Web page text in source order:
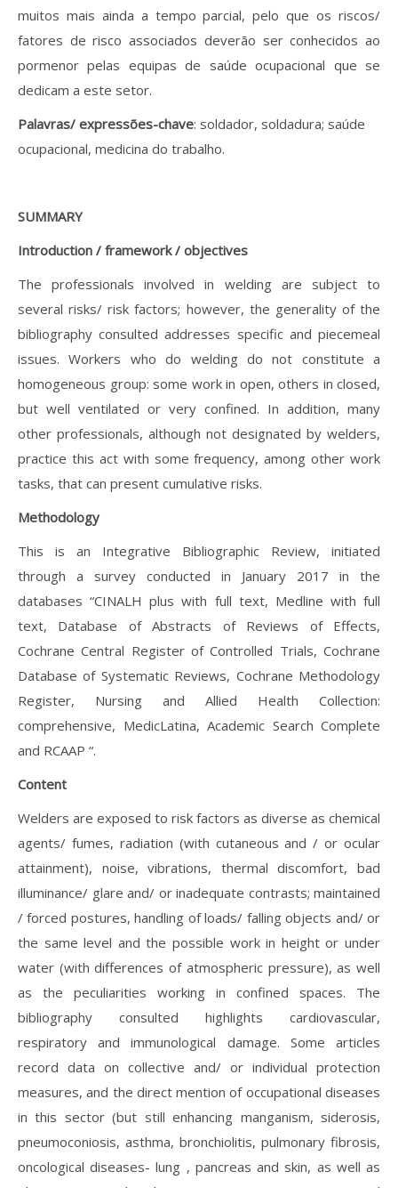
muitos mais ainda a tempo parcial, pelo que os riscos/
fatores de risco associados deverão ser conhecidos ao
pormenor pelas equipas de saúde ocupacional que se
dedicam a este setor.
Palavras/ expressões-chave: soldador, soldadura; saúde
ocupacional, medicina do trabalho.
SUMMARY
Introduction / framework / objectives
The professionals involved in welding are subject to
several risks/ risk factors; however, the generality of the
bibliography consulted addresses specific and piecemeal
issues. Workers who do welding do not constitute a
homogeneous group: some work in open, others in closed,
but well ventilated or very confined. In addition, many
other professionals, although not designated by welders,
practice this act with some frequency, among other work
tasks, that can present cumulative risks.
Methodology
This is an Integrative Bibliographic Review, initiated
through a survey conducted in January 2017 in the
databases “CINALH plus with full text, Medline with full
text, Database of Abstracts of Reviews of Effects,
Cochrane Central Register of Controlled Trials, Cochrane
Database of Systematic Reviews, Cochrane Methodology
Register, Nursing and Allied Health Collection:
comprehensive, MedicLatina, Academic Search Complete
and RCAAP “.
Content
Welders are exposed to risk factors as diverse as chemical
agents/ fumes, radiation (with cutaneous and / or ocular
attainment), noise, vibrations, thermal discomfort, bad
illuminance/ glare and/ or inadequate contrasts; maintained
/ forced postures, handling of loads/ falling objects and/ or
the same level and the possible work in height or under
water (with differences of atmospheric pressure), as well
as the peculiarities working in confined spaces. The
bibliography consulted highlights cardiovascular,
respiratory and immunological damage. Some articles
record data on collective and/ or individual protection
measures, and the direct mention of occupational diseases
in this sector (but still enhancing manganism, siderosis,
pneumoconiosis, asthma, bronchiolitis, pulmonary fibrosis,
oncological diseases- lung , pancreas and skin, as well as